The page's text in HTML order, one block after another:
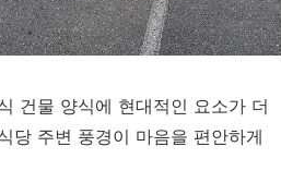
건물 양식에 현대적인 요소가 더
당 주변 풍경이 마음을 편안하게